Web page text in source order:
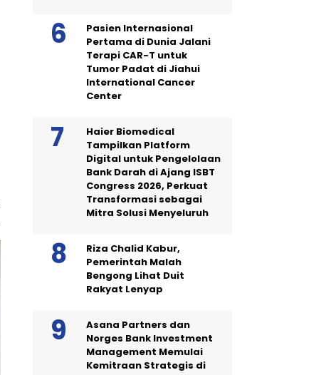
Pasien Internasional
Pertama di Dunia Jalani
Terapi CAR-T untuk
Tumor Padat di Jiahui
International Cancer
Center
Haier Biomedical
Tampilkan Platform
Digital untuk Pengelolaan
Bank Darah di Ajang ISBT
Congress 2026, Perkuat
Transformasi sebagai
Mitra Solusi Menyeluruh
Riza Chalid Kabur,
Pemerintah Malah
Bengong Lihat Duit
Rakyat Lenyap
Asana Partners dan
Norges Bank Investment
Management Memulai
Kemitraan Strategis di